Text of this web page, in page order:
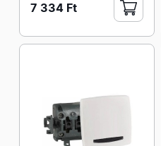
7 334 Ft